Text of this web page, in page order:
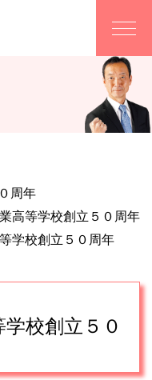
周年
高等学校創立５０周年
学校創立５０周年
校創立５０